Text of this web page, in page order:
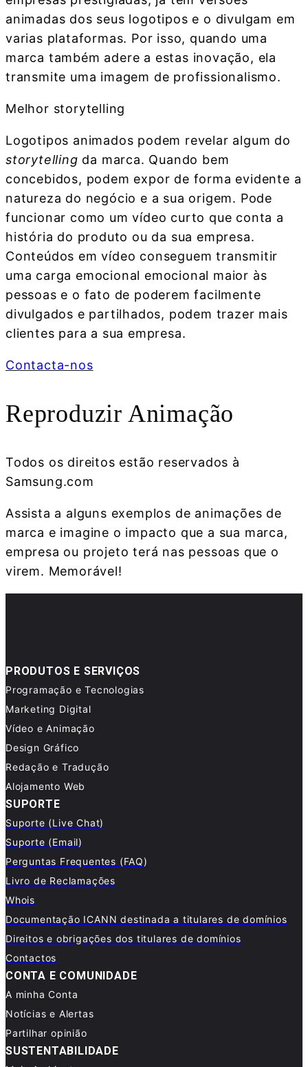
animadas dos seus logotipos e o divulgam em
varias plataformas. Por isso, quando uma
marca também adere a estas inovação, ela
transmite uma imagem de profissionalismo.
Melhor storytelling
Logotipos animados podem revelar algum do
storytelling da marca. Quando bem
concebidos, podem expor de forma evidente a
natureza do negócio e a sua origem. Pode
funcionar como um vídeo curto que conta a
história do produto ou da sua empresa.
Conteúdos em vídeo conseguem transmitir
uma carga emocional emocional maior às
pessoas e o fato de poderem facilmente
divulgados e partilhados, podem trazer mais
clientes para a sua empresa.
Contacta-nos
Reproduzir Animação
Todos os direitos estão reservados à
Samsung.com
Assista a alguns exemplos de animações de
marca e imagine o impacto que a sua marca,
empresa ou projeto terá nas pessoas que o
virem. Memorável!
PRODUTOS E SERVIÇOS
Programação e Tecnologias
Marketing Digital
Vídeo e Animação
Design Gráfico
Redação e Tradução
Alojamento Web
SUPORTE
Suporte (Live Chat)
Suporte (Email)
Perguntas Frequentes (FAQ)
Livro de Reclamações
Whois
Documentação ICANN destinada a titulares de domínios
Direitos e obrigações dos titulares de domínios
Contactos
CONTA E COMUNIDADE
A minha Conta
Notícias e Alertas
Partilhar opinião
SUSTENTABILIDADE